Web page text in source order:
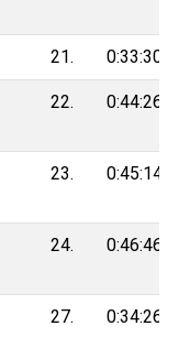
21. 0:33:30
22. 0:44:26
23. 0:45:14
24. 0:46:46
27. 0:34:26